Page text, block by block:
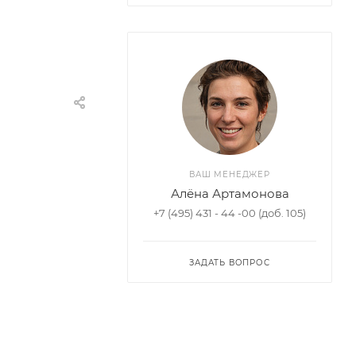
ВАШ МЕНЕДЖЕР
Алёна Артамонова
+7 (495) 431 - 44 -00 (доб. 105)
ЗАДАТЬ ВОПРОС